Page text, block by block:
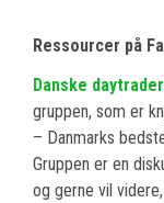
Ressourcer på
Danske
gruppen, som er
– Danmarks
Gruppen er en
og gerne vil